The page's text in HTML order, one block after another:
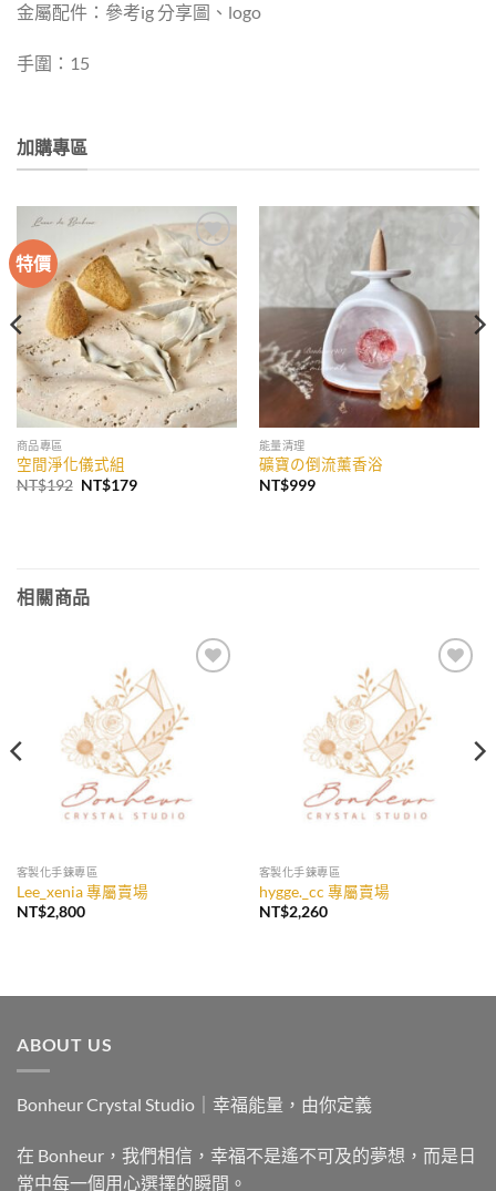
金屬配件：參考ig 分享圖、logo
手圍：15
加購專區
特價
加入
收藏
商品專區
空間淨化儀式組
NT$192 原
NT$179目
收藏
能量清理
礦寶の倒流薰香浴
NT$999
相關商品
客製化手鍊專區
Lee_xenia 專屬賣場
NT$2,800
客製化手鍊專區
hygge._cc 專屬賣場
NT$2,260
ABOUT US
Bonheur Crystal Studio｜幸福能量，由你定義
在 Bonheur，我們相信，幸福不是遙不可及的夢想，而是日
常中每一個用心選擇的瞬間。